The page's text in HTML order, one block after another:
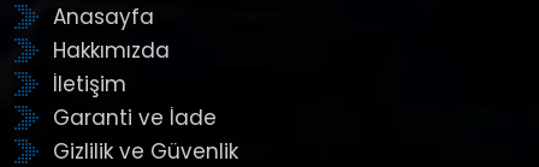
Anasayfa
Hakkımızda
İletişim
Garanti ve İade
Gizlilik ve Güvenlik